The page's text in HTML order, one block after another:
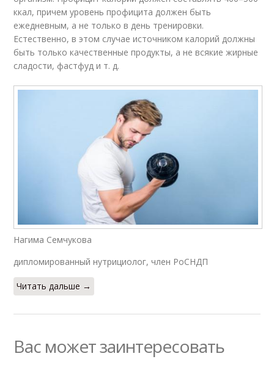
ккал, причем уровень профицита должен быть
ежедневным, а не только в день тренировки.
Естественно, в этом случае источником калорий должны
быть только качественные продукты, а не всякие жирные
сладости, фастфуд и т. д.
Нагима Семчукова
дипломированный нутрициолог, член РоСНДП
Читать дальше →
Вас может заинтересовать